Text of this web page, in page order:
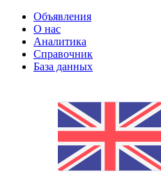
Объявления
О нас
Аналитика
Справочник
База данных